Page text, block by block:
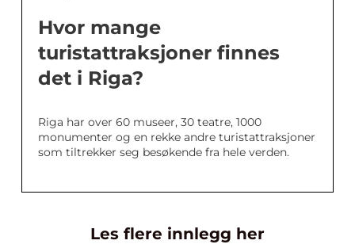
Hvor mange
turistattraksjoner finnes
det i Riga?
Riga har over 60 museer, 30 teatre, 1000
monumenter og en rekke andre turistattraksjoner
som tiltrekker seg besøkende fra hele verden.
Les flere innlegg her